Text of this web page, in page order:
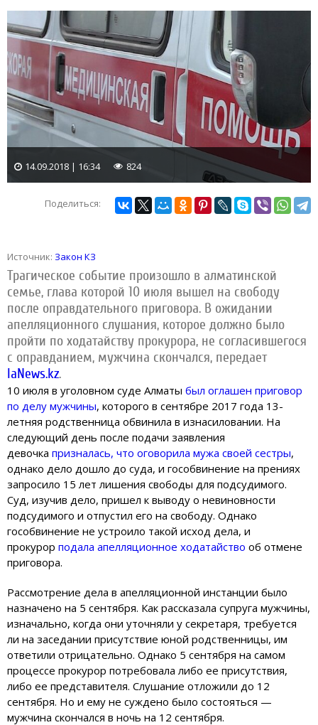
14.09.2018 | 16:34 824
Поделиться:
Источник: Закон КЗ
Трагическое событие произошло в алматинской
семье, глава которой 10 июля вышел на свободу
после оправдательного приговора. В ожидании
апелляционного слушания, которое должно было
пройти по ходатайству прокурора, не согласившегося
с оправданием, мужчина скончался, передает
IaNews.kz.
10 июля в уголовном суде Алматы был оглашен приговор
по делу мужчины, которого в сентябре 2017 года 13-
летняя родственница обвинила в изнасиловании. На
следующий день после подачи заявления
девочка призналась, что оговорила мужа своей сестры,
однако дело дошло до суда, и гособвинение на прениях
запросило 15 лет лишения свободы для подсудимого.
Суд, изучив дело, пришел к выводу о невиновности
подсудимого и отпустил его на свободу. Однако
гособвинение не устроило такой исход дела, и
прокурор подала апелляционное ходатайство об отмене
приговора.
Рассмотрение дела в апелляционной инстанции было
назначено на 5 сентября. Как рассказала супруга мужчины,
изначально, когда они уточняли у секретаря, требуется
ли на заседании присутствие юной родственницы, им
ответили отрицательно. Однако 5 сентября на самом
процессе прокурор потребовала либо ее присутствия,
либо ее представителя. Слушание отложили до 12
сентября. Но и ему не суждено было состояться —
мужчина скончался в ночь на 12 сентября.